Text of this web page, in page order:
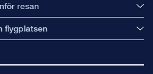
resan
flygplatsen